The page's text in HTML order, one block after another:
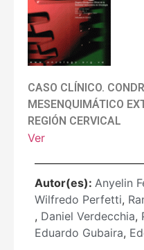
CASO CLÍNICO.
MESENQUIMÁTICO
REGIÓN CERVICAL
Ver
Autor(es): Anyelin
Wilfredo Perfetti,
, Daniel Verdecchia,
Eduardo Gubaira,